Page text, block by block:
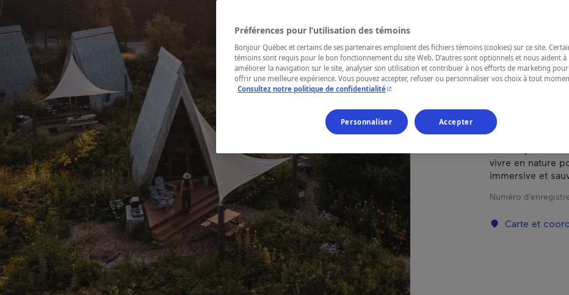
Laurentides
Farouche vous
pour ralentir,
Plus qu’un
nature qui allie
vivre en nature
immersive et
Numéro
Carte et
Préférences pour l’utilisation des témoins
Bonjour Québec et certains de ses partenaires emploient des fichiers témoins (cookies) sur ce site.
témoins sont requis pour le bon fonctionnement du site Web. D’autres sont optionnels et nous aident à
améliorer la navigation sur le site, analyser son utilisation et contribuer à nos efforts de marketing
offrir une meilleure expérience. Vous pouvez accepter, refuser ou personnaliser vos choix à tout
Consultez notre politique de confidentialité- Cet hyperlien s'ouvrira dans une nouvelle fenêtre.
Personnaliser Accepter